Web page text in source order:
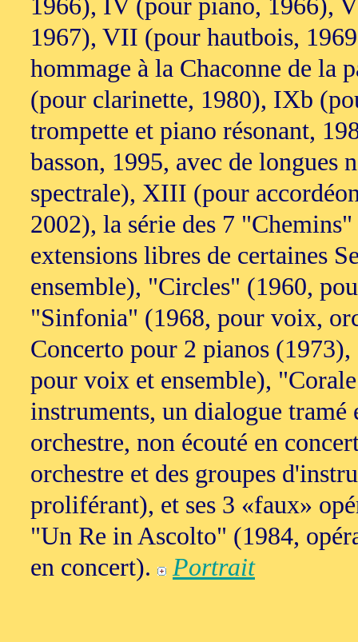
1967), VII (pour hautbois,
hommage à la Chaconne de la
(pour clarinette, 1980), IXb
trompette et piano résonant,
basson, 1995, avec de longues
spectrale), XIII (pour
2002), la série des 7
extensions libres de certaines
ensemble), "Circles" (1960,
"Sinfonia" (1968, pour voix,
Concerto pour 2 pianos
pour voix et ensemble),
instruments, un dialogue
orchestre, non écouté en
orchestre et des groupes
proliférant), et ses 3 «faux»
"Un Re in Ascolto" (1984,
en concert).
Portrait